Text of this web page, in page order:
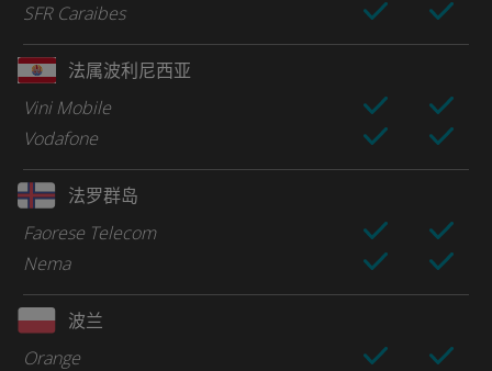
SFR Caraibes
法属波利尼西亚
Vini Mobile
Vodafone
法罗群岛
Faorese Telecom
Nema
波兰
Orange